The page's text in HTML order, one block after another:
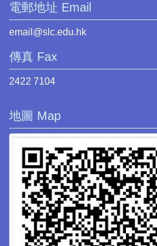
電郵地址 Email
email@slc.edu.hk
傳真 Fax
2422 7104
地圖 Map